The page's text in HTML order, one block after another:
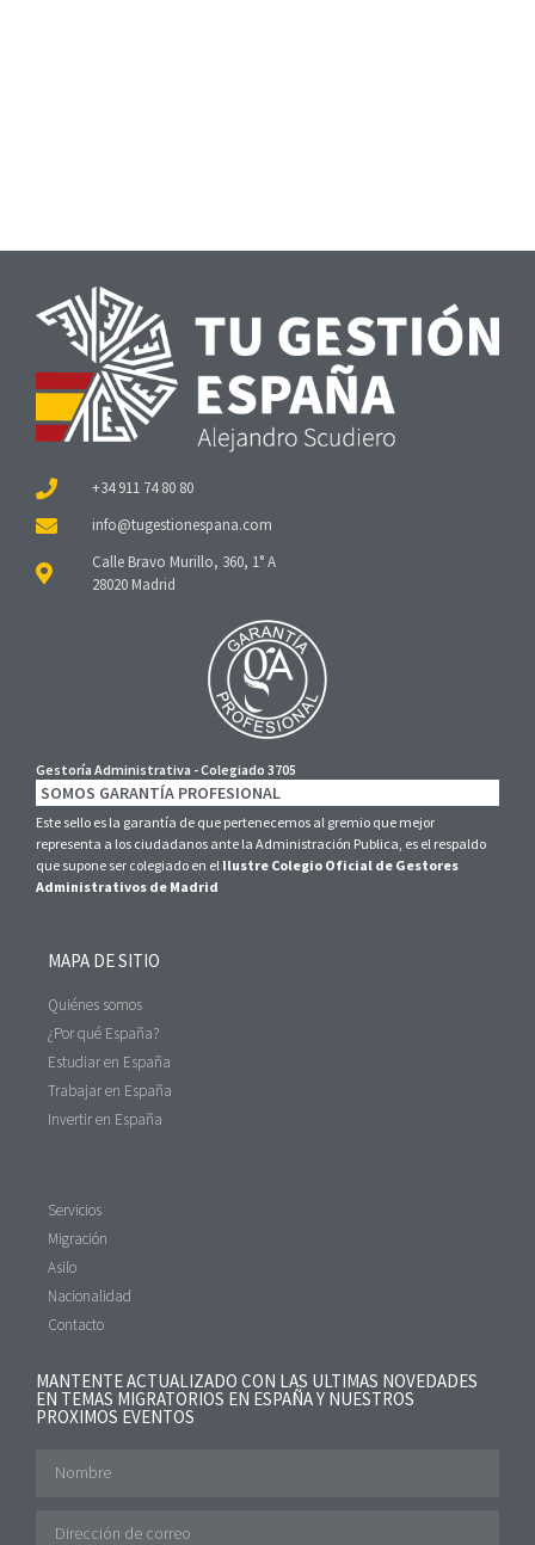
+34 911 74 80 80
Calle Bravo Murillo, 360, 1° A
28020 Madrid
Gestoría Administrativa - Colegiado 3705
SOMOS GARANTÍA PROFESIONAL
Este sello es la garantía de que pertenecemos al gremio que mejor
representa a los ciudadanos ante la Administración Publica, es el respaldo
que supone ser colegiado en el Ilustre Colegio Oficial de Gestores
Administrativos de Madrid
MAPA DE SITIO
Quiénes somos
¿Por qué España?
Estudiar en España
Trabajar en España
Invertir en España
Servicios
Migración
Asilo
Nacionalidad
Contacto
MANTENTE ACTUALIZADO CON LAS ULTIMAS NOVEDADES
EN TEMAS MIGRATORIOS EN ESPAÑA Y NUESTROS
PROXIMOS EVENTOS